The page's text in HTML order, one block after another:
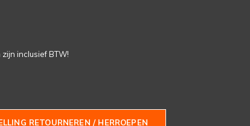
inclusief BTW!
RETOURNEREN / HERROEPEN